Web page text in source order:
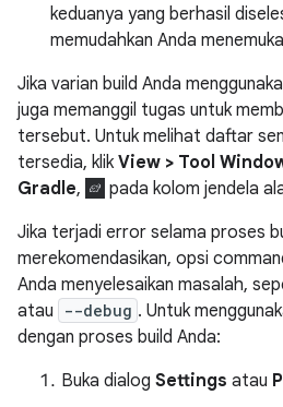
keduanya yang berhasil
memudahkan Anda
Jika varian build Anda
juga memanggil tugas untuk
tersebut. Untuk melihat daftar
tersedia, klik View > Tool
Gradle,
pada kolom jendela
Jika terjadi error selama proses
merekomendasikan, opsi
Anda menyelesaikan masalah,
atau --debug . Untuk
dengan proses build Anda:
Buka dialog Settings atau